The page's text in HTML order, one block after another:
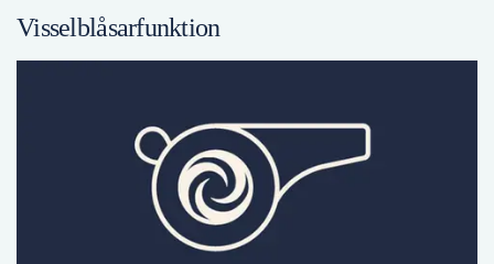
Visselblåsarfunktion